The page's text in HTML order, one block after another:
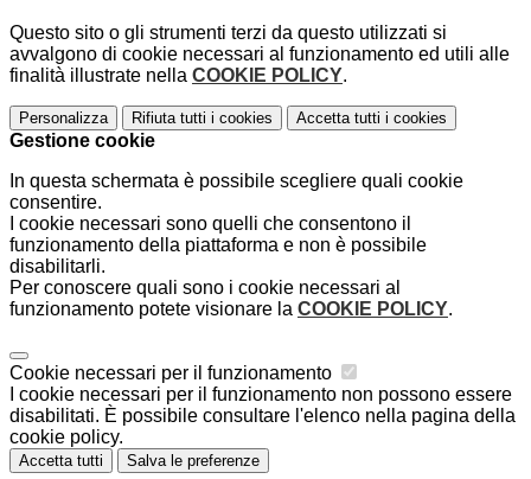
Questo sito o gli strumenti terzi da questo utilizzati si
avvalgono di cookie necessari al funzionamento ed utili alle
finalità illustrate nella COOKIE POLICY.
Personalizza Rifiuta tutti i cookies Accetta tutti i cookies
Gestione cookie
In questa schermata è possibile scegliere quali cookie
consentire.
I cookie necessari sono quelli che consentono il
funzionamento della piattaforma e non è possibile
disabilitarli.
Per conoscere quali sono i cookie necessari al
funzionamento potete visionare la COOKIE POLICY.
Cookie necessari per il funzionamento
I cookie necessari per il funzionamento non possono essere
disabilitati. È possibile consultare l'elenco nella pagina della
cookie policy.
Accetta tutti Salva le preferenze